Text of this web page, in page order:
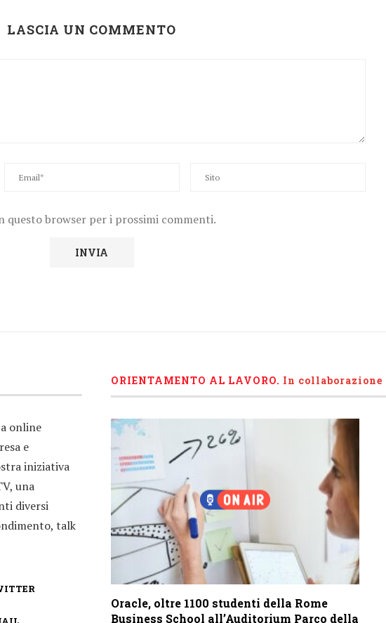
LASCIA UN COMMENTO
questo browser per i prossimi commenti.
online
e
iniziativa
una
diversi
talk
ORIENTAMENTO AL LAVORO. In collaborazione
Oracle, oltre 1100 studenti della Rome
Business School all’Auditorium Parco della